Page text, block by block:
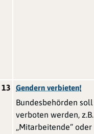
13
Gendern verbieten!
Bundesbehörden soll
verboten werden, z.B.
„Mitarbeitende“ oder